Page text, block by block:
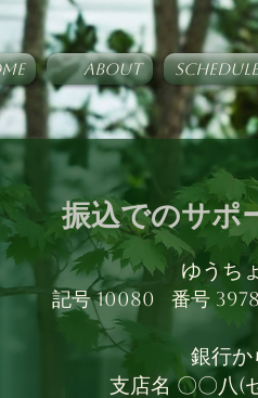
ABOUT SCHEDULE
振込でのサポ
ゆうち
記号 10080 番号
銀行か
支店名 〇〇八(